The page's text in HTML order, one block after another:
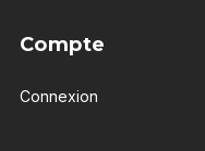
Compte
Connexion